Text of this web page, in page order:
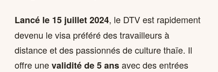
Lancé le 15 juillet 2024, le DTV est rapidement
devenu le visa préféré des travailleurs à
distance et des passionnés de culture thaïe. Il
offre unevalidité de 5 ansavec des entrées